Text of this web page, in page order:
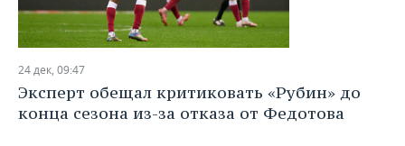
24 дек, 09:47
Эксперт обещал критиковать «Рубин» до
конца сезона из-за отказа от Федотова